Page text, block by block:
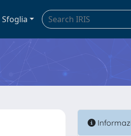
Sfoglia